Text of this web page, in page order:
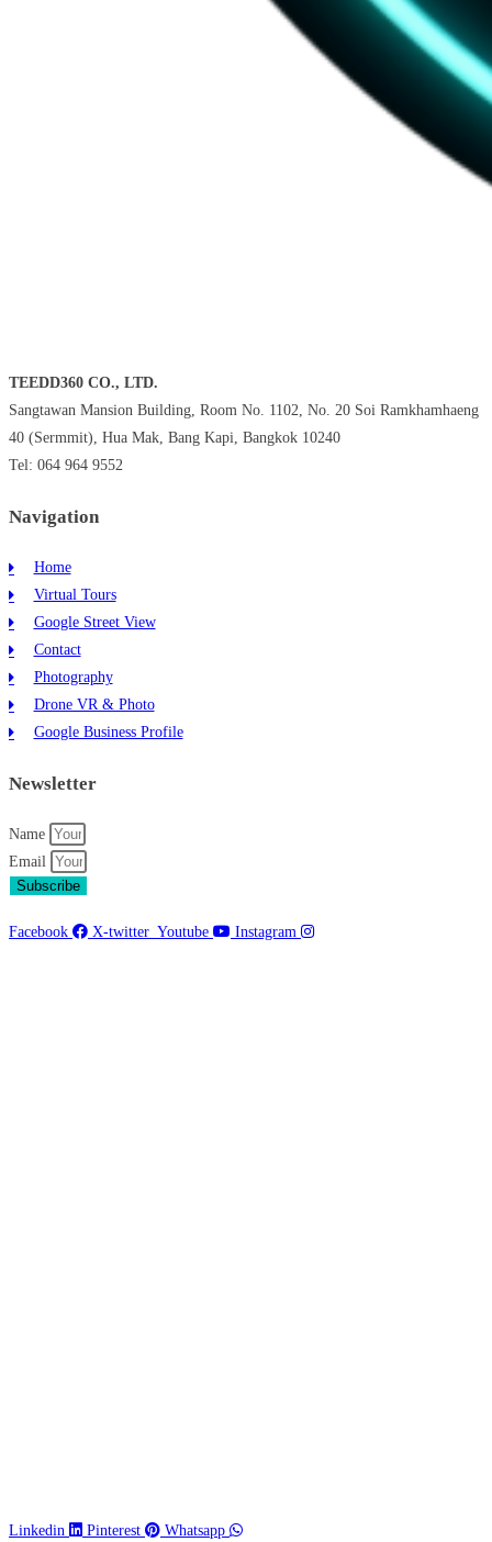
TEEDD360 CO., LTD.
Sangtawan Mansion Building, Room No. 1102, No. 20 Soi Ramkhamhaeng
40 (Sermmit), Hua Mak, Bang Kapi, Bangkok 10240
Tel: 064 964 9552
Navigation
Home
Virtual Tours
Google Street View
Contact
Photography
Drone VR & Photo
Google Business Profile
Newsletter
Name
Email
Subscribe
Facebook X-twitter Youtube Instagram
Linkedin Pinterest Whatsapp